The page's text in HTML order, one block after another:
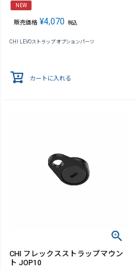
NEW
販売価格 ¥4,070 税込
CHI LEVOストラップ オプションパーツ
カートに入れる
CHI フレックスストラップマウン
ト JOP10